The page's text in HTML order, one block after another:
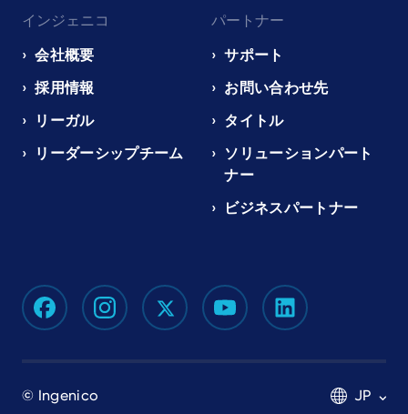
インジェニコ
会社概要
採用情報
リーガル
リーダーシップチーム
パートナー
サポート
お問い合わせ先
タイトル
ソリューションパート
ナー
ビジネスパートナー
© Ingenico JP